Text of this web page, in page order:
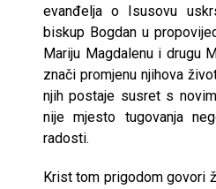
evanđelja o Isusovu
biskup Bogdan u
Mariju Magdalenu i drugu
znači promjenu njihova
njih postaje susret s
nije mjesto tugovanja
radosti.
Krist tom prigodom govori